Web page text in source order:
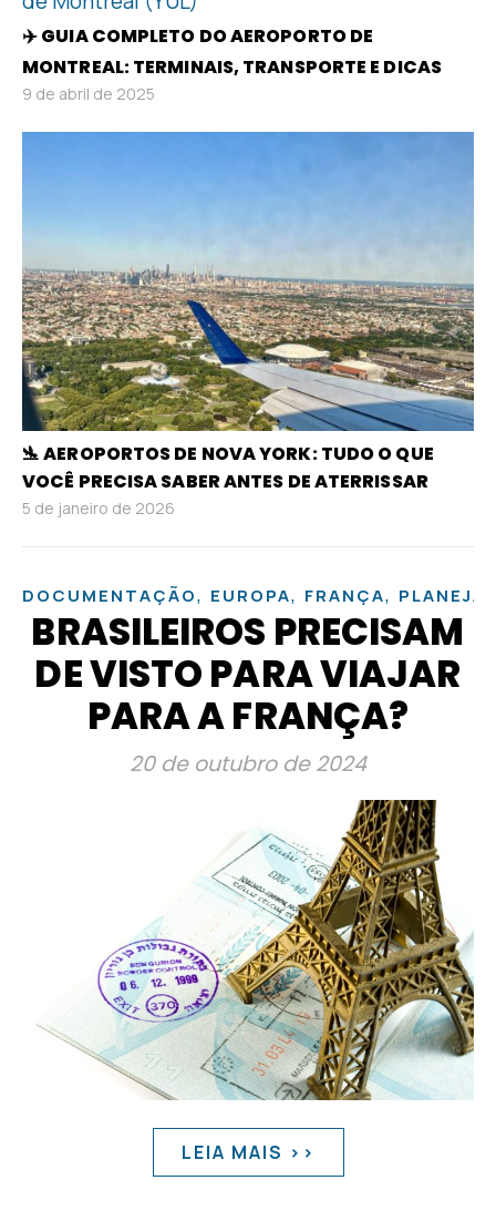
✈️ GUIA COMPLETO DO AEROPORTO DE
MONTREAL: TERMINAIS, TRANSPORTE E DICAS
9 de abril de 2025
🛬 AEROPORTOS DE NOVA YORK: TUDO O QUE
VOCÊ PRECISA SABER ANTES DE ATERRISSAR
5 de janeiro de 2026
DOCUMENTAÇÃO, EUROPA, FRANÇA,
BRASILEIROS PRECISAM
DE VISTO PARA VIAJAR
PARA A FRANÇA?
20 de outubro de 2024
LEIA MAIS >>